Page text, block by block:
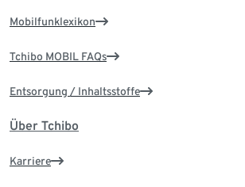
Mobilfunklexikon
Tchibo MOBIL FAQs
Entsorgung / Inhaltsstoffe
Über Tchibo
Karriere